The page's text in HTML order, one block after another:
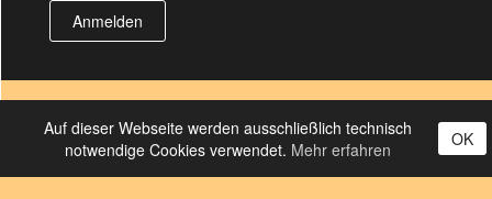
Anmelden
Auf dieser Webseite werden ausschließlich technisch
notwendige Cookies verwendet. Mehr erfahren OK